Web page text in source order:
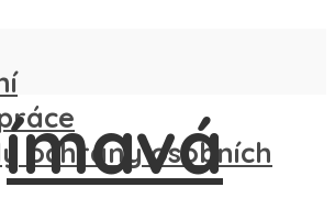
ochrany osobních